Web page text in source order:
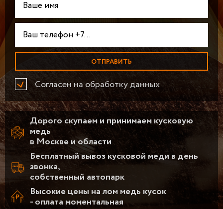
Дорого скупаем и принимаем кусковую
медь
в Москве и области
Бесплатный вывоз кусковой меди в день
звонка,
собственный автопарк
Высокие цены на лом медь кусок
- оплата моментальная
Согласен на обработку данных